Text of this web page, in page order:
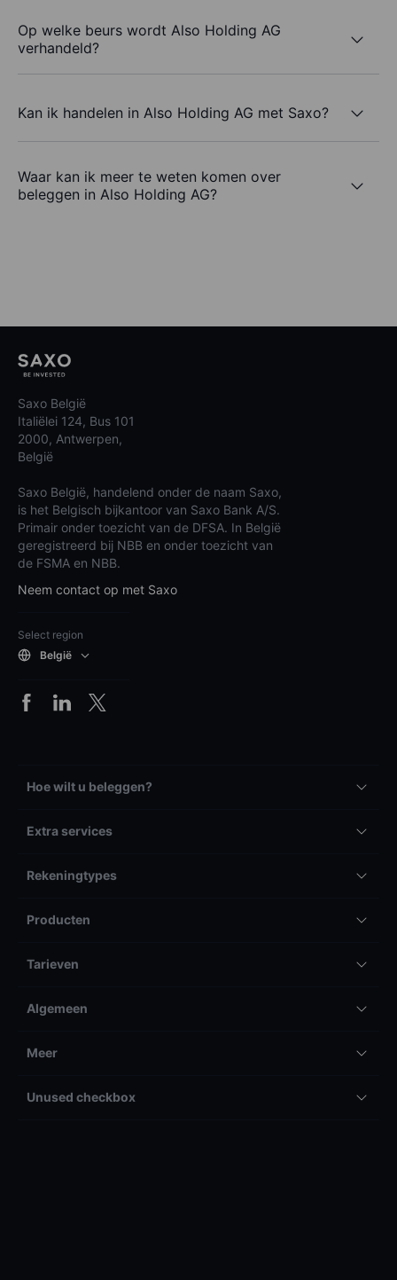
Op welke beurs wordt Also Holding AG
verhandeld?
Kan ik handelen in Also Holding AG met Saxo?
Waar kan ik meer te weten komen over
beleggen in Also Holding AG?
Saxo België
Italiëlei 124, Bus 101
2000, Antwerpen,
België
Saxo België, handelend onder de naam Saxo,
is het Belgisch bijkantoor van Saxo Bank A/S.
Primair onder toezicht van de DFSA. In België
geregistreerd bij NBB en onder toezicht van
de FSMA en NBB.
Neem contact op met Saxo
Select region
België
Hoe wilt u beleggen?
Extra services
Rekeningtypes
Producten
Tarieven
Algemeen
Meer
Unused checkbox